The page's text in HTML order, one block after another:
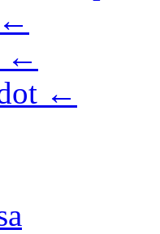
←
←